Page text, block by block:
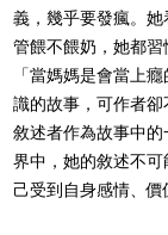
義，幾乎要發瘋。
管餵不餵奶，她都習
「當媽媽是會當上
識的故事，可作者卻
敘述者作為故事中
界中，她的敘述不
己受到自身感情、價